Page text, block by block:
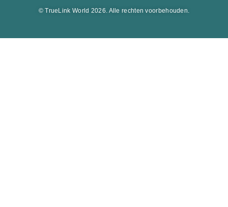
© TrueLink World 2026. Alle rechten voorbehouden.